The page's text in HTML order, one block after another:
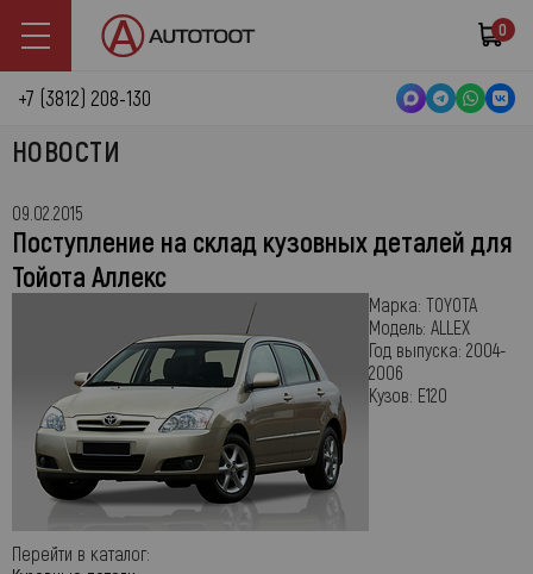
0
+7 (3812) 208-130
НОВОСТИ
09.02.2015
Поступление на склад кузовных деталей для
Тойота Аллекс
Марка: TOYOTA
Модель: ALLEX
Год выпуска: 2004-
2006
Кузов: E120
Перейти в каталог: